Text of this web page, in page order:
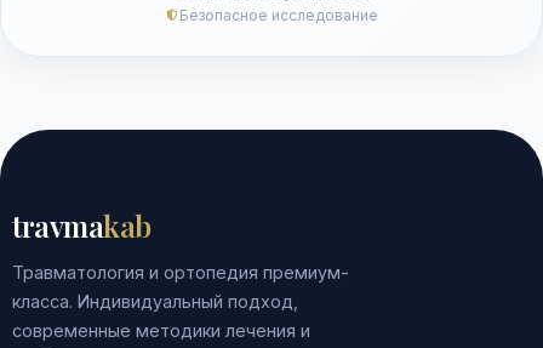
Безопасное исследование
travmakab
Травматология и ортопедия премиум-
класса. Индивидуальный подход,
современные методики лечения и